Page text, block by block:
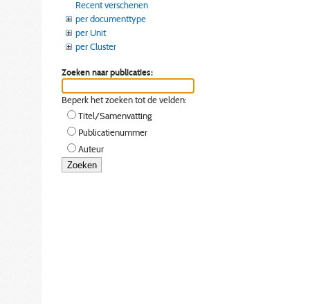
Recent verschenen
per documenttype
per Unit
per Cluster
Zoeken naar publicaties:
Beperk het zoeken tot de velden:
Titel/Samenvatting
Publicatienummer
Auteur